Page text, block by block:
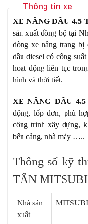
Thông tin xe
XE NÂNG DẦU 4.5
sản xuất đồng bộ tại
dòng xe nâng trang bị
dầu diesel có công
hoạt động liên tục
hình và thời tiết.
XE NÂNG DẦU
động, lốp đơn, phù
công trình xây dựng,
bến cảng, nhà máy …..
Thông số kỹ
TẤN
Nhà sản
xuất